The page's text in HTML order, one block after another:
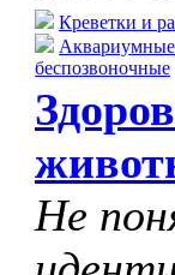
Креветки и
беспозвоночные
Не